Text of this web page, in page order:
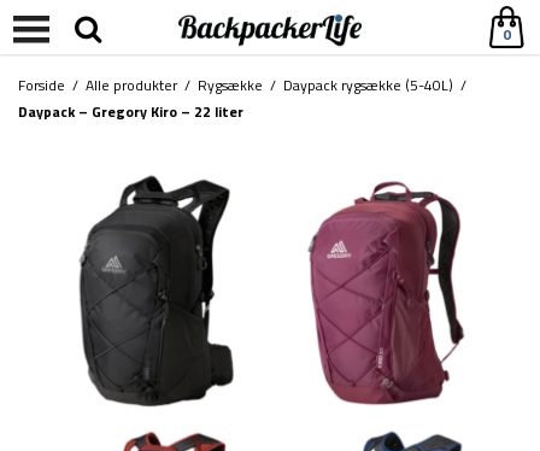
0
Forside / Alle produkter/ Rygsække / Daypack rygsække (5-40L) /
Daypack – Gregory Kiro – 22 liter